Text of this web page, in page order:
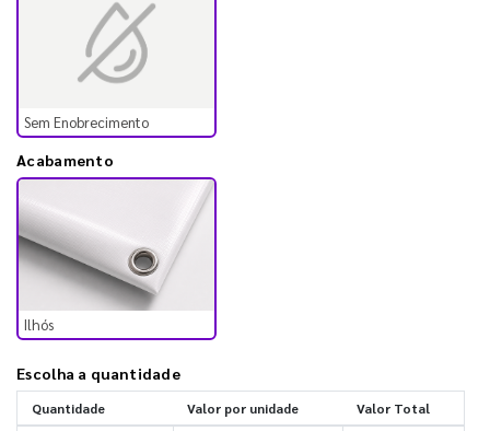
Sem Enobrecimento
Acabamento
Ilhós
Escolha a quantidade
Quantidade Valor por unidade Valor Total